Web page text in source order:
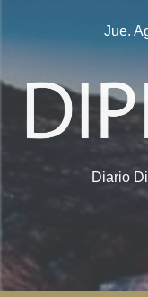
Jue.
Diario